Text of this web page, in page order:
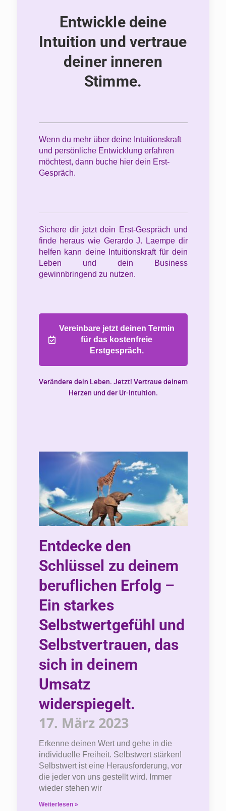
Entwickle deine
Intuition und vertraue
deiner inneren
Stimme.
Wenn du mehr über deine Intuitionskraft
und persönliche Entwicklung erfahren
möchtest, dann buche hier dein Erst-
Gespräch.
Sichere dir jetzt dein Erst-Gespräch und
finde heraus wie Gerardo J. Laempe dir
helfen kann deine Intuitionskraft für dein
Leben und dein Business
gewinnbringend zu nutzen.
Vereinbare jetzt deinen Termin
für das kostenfreie
Erstgespräch.
Verändere dein Leben. Jetzt! Vertraue deinem
Herzen und der Ur-Intuition.
Entdecke den
Schlüssel zu deinem
beruflichen Erfolg –
Ein starkes
Selbstwertgefühl und
Selbstvertrauen, das
sich in deinem
Umsatz
widerspiegelt.
17. März 2023
Erkenne deinen Wert und gehe in die
individuelle Freiheit. Selbstwert stärken!
Selbstwert ist eine Herausforderung, vor
die jeder von uns gestellt wird. Immer
wieder stehen wir
Weiterlesen »